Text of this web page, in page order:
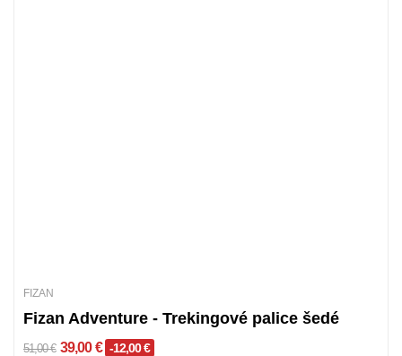
FIZAN
Fizan Adventure - Trekingové palice šedé
51,00 € 39,00 € -12,00 €